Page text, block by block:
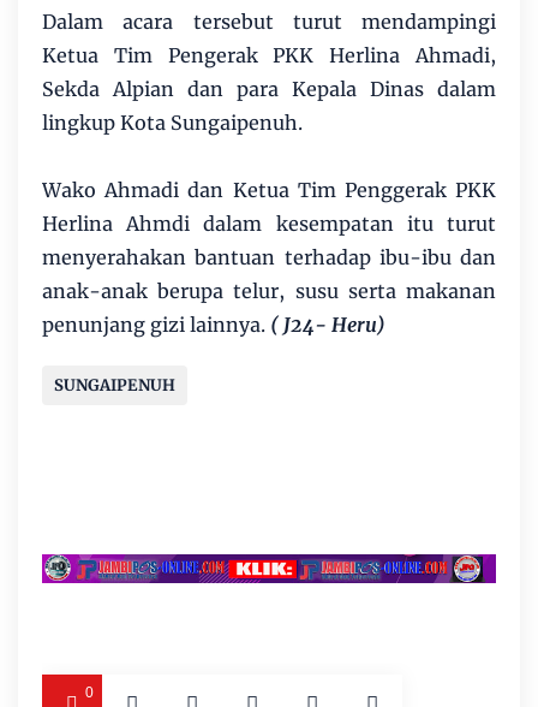
Dalam acara tersebut turut mendampingi
Ketua Tim Pengerak PKK Herlina Ahmadi,
Sekda Alpian dan para Kepala Dinas dalam
lingkup Kota Sungaipenuh.
Wako Ahmadi dan Ketua Tim Penggerak PKK
Herlina Ahmdi dalam kesempatan itu turut
menyerahakan bantuan terhadap ibu-ibu dan
anak-anak berupa telur, susu serta makanan
penunjang gizi lainnya. ( J24- Heru)
SUNGAIPENUH
0